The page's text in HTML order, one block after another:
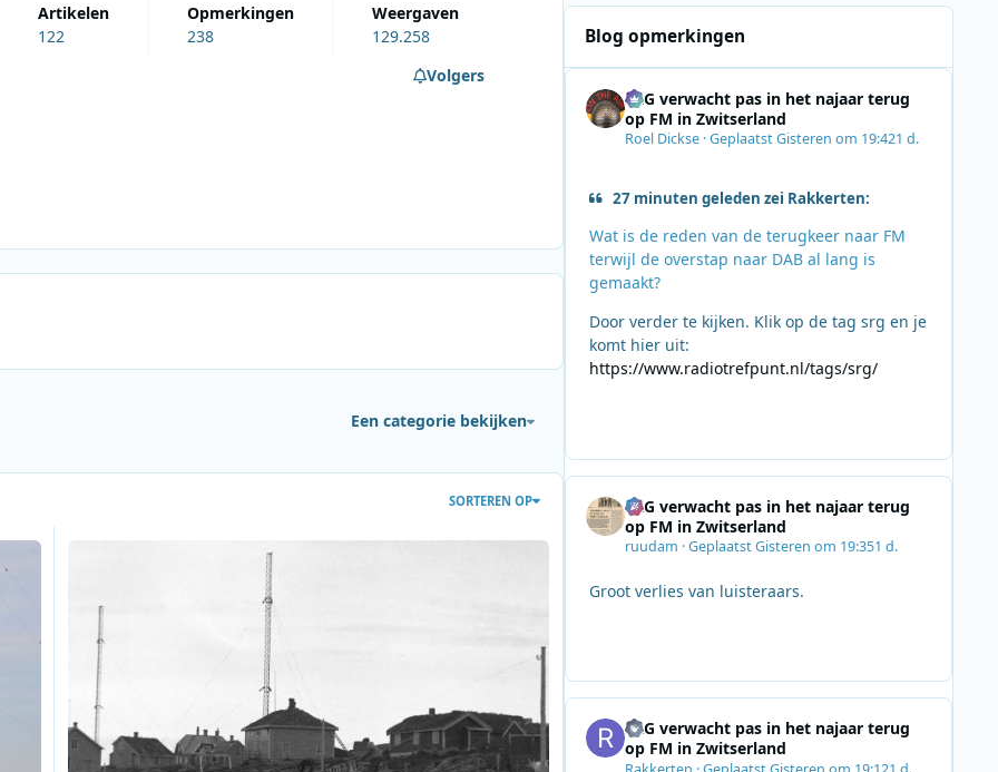
artikelen
122
opmerkingen
238
weergaven
129.258
Volgers
Een categorie bekijken
SORTEREN OP
zendstation
Lees meer over Van mijnbouwcommunicatie tot nationale radio: De evolutie van de Ingøy-zendlokatie
Noordzee op 31 Augustus 1974.
Jerney en Earth en Fire traden toen
Oost-Duitse TV met Maybe tomorrow,
maybe tonight:
heengegaan. Rust in vrede, Jerney.
Blog opmerkingen
SRG verwacht pas in het najaar terug
op FM in Zwitserland
Roel Dickse·GeplaatstGisteren om 19:421 d.
27 minuten geleden zei Rakkerten:
Wat is de reden van de terugkeer naar FM
terwijl de overstap naar DAB al lang is
gemaakt?
Door verder te kijken. Klik op de tag srg en je
komt hier uit:
https://www.radiotrefpunt.nl/tags/srg/
SRG verwacht pas in het najaar terug
op FM in Zwitserland
ruudam ·GeplaatstGisteren om 19:351 d.
Groot verlies van luisteraars.
SRG verwacht pas in het najaar terug
op FM in Zwitserland